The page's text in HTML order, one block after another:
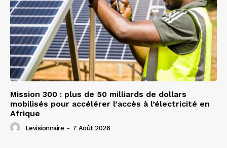
Mission 300 : plus de 50 milliards de dollars
mobilisés pour accélérer l’accès à l’électricité en
Afrique
Levisionnaire - 7 Août 2026